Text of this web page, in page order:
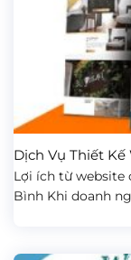
Dịch Vụ Thiết
Lợi ích từ website
Bình Khi doanh